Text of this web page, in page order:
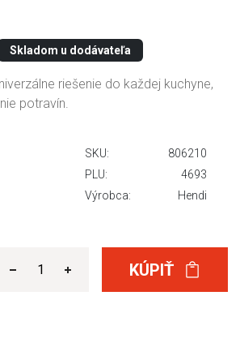
Skladom u dodávateľa
riešenie do každej kuchyne,
potravín.
SKU:
806210
PLU:
4693
Výrobca:
Hendi
KÚPIŤ